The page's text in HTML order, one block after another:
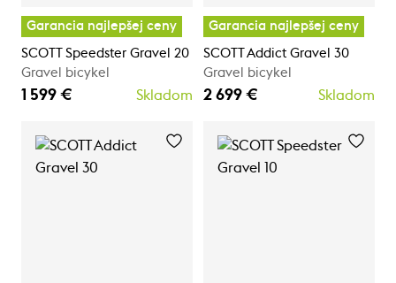
Garancia najlepšej ceny
SCOTT Speedster Gravel 20
Gravel bicykel
1 599 € Skladom
Garancia najlepšej ceny
SCOTT Addict Gravel 30
Gravel bicykel
2 699 € Skladom